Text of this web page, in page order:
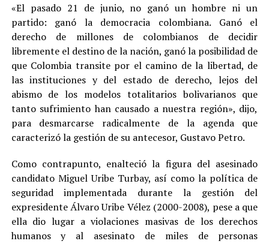
«El pasado 21 de junio, no ganó un hombre ni un
partido: ganó la democracia colombiana. Ganó el
derecho de millones de colombianos de decidir
libremente el destino de la nación, ganó la posibilidad de
que Colombia transite por el camino de la libertad, de
las instituciones y del estado de derecho, lejos del
abismo de los modelos totalitarios bolivarianos que
tanto sufrimiento han causado a nuestra región», dijo,
para desmarcarse radicalmente de la agenda que
caracterizó la gestión de su antecesor, Gustavo Petro.
Como contrapunto, enalteció la figura del asesinado
candidato Miguel Uribe Turbay, así como la política de
seguridad implementada durante la gestión del
expresidente Álvaro Uribe Vélez (2000-2008), pese a que
ella dio lugar a violaciones masivas de los derechos
humanos y al asesinato de miles de personas